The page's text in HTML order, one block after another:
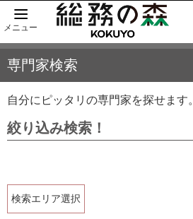
メニュー
専門家検索
自分にピッタリの専門家を探せます。
絞り込み検索！
検索エリア選択